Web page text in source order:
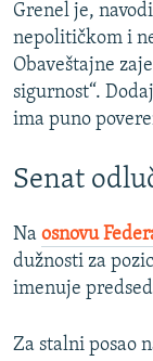
Grenel je,
nepolitičkom i
Obaveštajne
sigurnost“.
ima puno
Senat
Na osnovu
dužnosti za
imenuje
Za stalni posao